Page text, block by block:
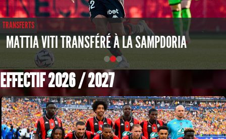
TRANSFERTS
MATTIA VITI TRANSFÉRÉ À LA SAMPDORIA
EFFECTIF 2026 / 2027